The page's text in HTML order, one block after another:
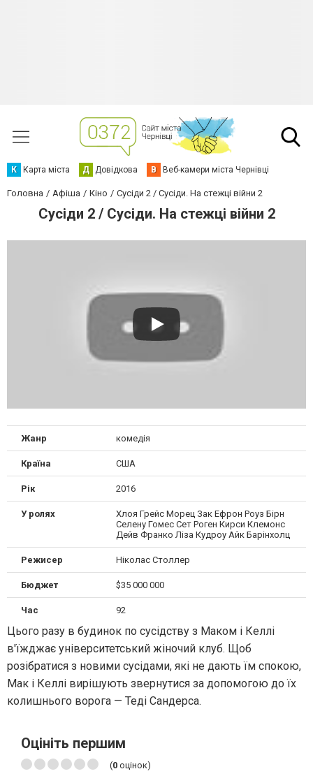
К Карта міста Д Довідкова В Веб-камери міста Чернівці
Головна Афіша Кіно Сусіди 2 / Сусіди. На стежці війни 2
Сусіди 2 / Сусіди. На стежці війни 2
Жанр комедія
Країна США
Рік 2016
У ролях
Хлоя Грейс Морец Зак Ефрон Роуз Бірн
Селену Гомес Сет Роген Кирси Клемонс
Дейв Франко Ліза Кудроу Айк Барінхолц
Режисер Ніколас Столлер
Бюджет $35 000 000
Час 92
Цього разу в будинок по сусідству з Маком і Келлі
в'їжджає університетський жіночий клуб. Щоб
розібратися з новими сусідами, які не дають їм спокою,
Мак і Келлі вирішують звернутися за допомогою до їх
колишнього ворога — Теді Сандерса.
Оцініть першим
(0 оцінок)